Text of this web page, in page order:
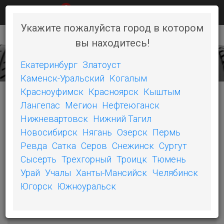
Укажите пожалуйста город в котором
вы находитесь!
Екатеринбург Златоуст
Каменск-Уральский Когалым
Красноуфимск Красноярск Кыштым
Лангепас Мегион Нефтеюганск
Нижневартовск Нижний Тагил
Новосибирск Нягань Озерск Пермь
Ревда Сатка Серов Снежинск Сургут
Сысерть Трехгорный Троицк Тюмень
Урай Учалы Ханты-Мансийск Челябинск
Югорск Южноуральск
0
КАТЕГОРИИ
БЕЛШИНА
ОШЗ
SONIX